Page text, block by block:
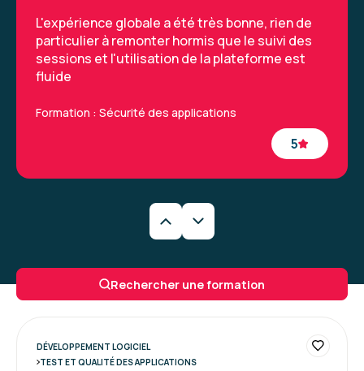
5
L'expérience globale a été très bonne, rien de
particulier à remonter hormis que le suivi des
sessions et l'utilisation de la plateforme est
fluide
Formation : Sécurité des applications
L'expérience globale a été très bonne, rien de
particulier à remonter hormis que le suivi des
Formation : Sécurité des applications
Rechercher une formation
DÉVELOPPEMENT LOGICIEL
TEST ET QUALITÉ DES APPLICATIONS